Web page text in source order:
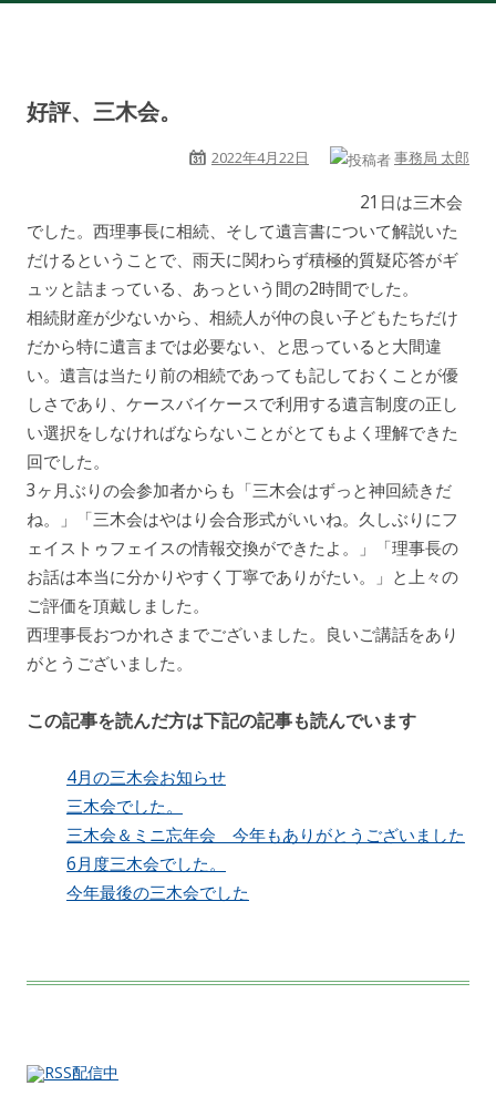
好評、三木会。
2022年4月22日 事務局 太郎
21日は三木会
でした。西理事長に相続、そして遺言書について解説いた
だけるということで、雨天に関わらず積極的質疑応答がギ
ュッと詰まっている、あっという間の2時間でした。
相続財産が少ないから、相続人が仲の良い子どもたちだけ
だから特に遺言までは必要ない、と思っていると大間違
い。遺言は当たり前の相続であっても記しておくことが優
しさであり、ケースバイケースで利用する遺言制度の正し
い選択をしなければならないことがとてもよく理解できた
回でした。
3ヶ月ぶりの会参加者からも「三木会はずっと神回続きだ
ね。」「三木会はやはり会合形式がいいね。久しぶりにフ
ェイストゥフェイスの情報交換ができたよ。」「理事長の
お話は本当に分かりやすく丁寧でありがたい。」と上々の
ご評価を頂戴しました。
西理事長おつかれさまでございました。良いご講話をあり
がとうございました。
この記事を読んだ方は下記の記事も読んでいます
4月の三木会お知らせ
三木会でした。
三木会＆ミニ忘年会 今年もありがとうございました
6月度三木会でした。
今年最後の三木会でした